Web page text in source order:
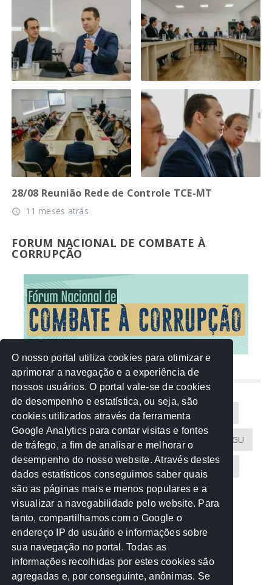
28/08 Reunião Rede de Controle TCE-MT
access_time 11 meses atrás
FORUM NACIONAL DE COMBATE À
CORRUPÇÃO
NUVEM DE TAGS
Acontece na Rede AGU AMM
Atricon Audicom CAU-MT CGU
CREA-MT Eventos MPC-MT MPE-MT
MPF Notícias PF PGE-MT PGR
Receita Federal Sem categoria
TCE-MT TCU TRE
O nosso portal utiliza cookies para otimizar e
aprimorar a navegação e a experiência de
nossos usuários. O portal vale-se de cookies
de desempenho e estatística, ou seja, são
cookies utilizados através da ferramenta
Google Analytics para contar visitas e fontes
de tráfego, a fim de analisar e melhorar o
desempenho do nosso website. Através destes
dados estatísticos conseguimos saber quais
são as páginas mais e menos populares e a
visualizar a navegabilidade pelo website. Para
tanto, compartilhamos com o Google o
endereço IP do usuário e informações sobre
sua navegação no portal. Todas as
informações recolhidas por estes cookies são
agregadas e, por conseguinte, anônimas. Se